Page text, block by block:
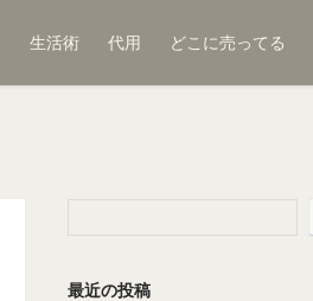
生活術 代用 どこに売ってる
最近の投稿